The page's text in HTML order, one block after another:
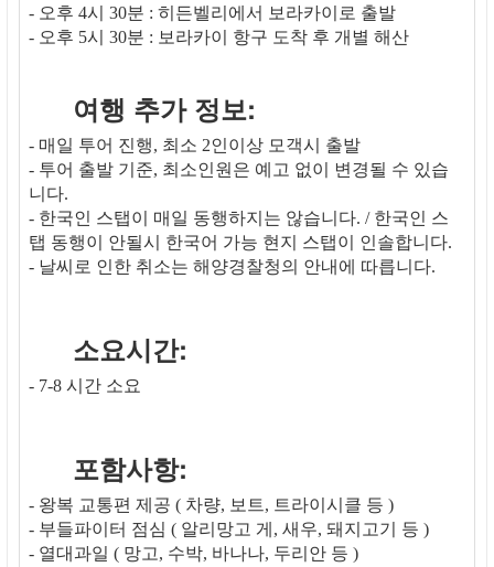
- 오후 4시 30분 : 히든벨리에서 보라카이로 출발
- 오후 5시 30분 : 보라카이 항구 도착 후 개별 해산
여행 추가 정보:
- 매일 투어 진행, 최소 2인이상 모객시 출발
- 투어 출발 기준, 최소인원은 예고 없이 변경될 수 있습
니다.
- 한국인 스탭이 매일 동행하지는 않습니다. / 한국인 스
탭 동행이 안될시 한국어 가능 현지 스탭이 인솔합니다.
- 날씨로 인한 취소는 해양경찰청의 안내에 따릅니다.
소요시간:
- 7-8 시간 소요
포함사항:
- 왕복 교통편 제공 ( 차량, 보트, 트라이시클 등 )
- 부들파이터 점심 ( 알리망고 게, 새우, 돼지고기 등 )
- 열대과일 ( 망고, 수박, 바나나, 두리안 등 )